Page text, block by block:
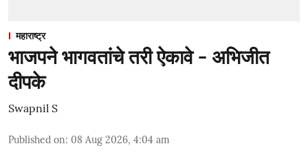
महाराष्ट्र
भाजपने भागवतांचे तरी ऐकावे - अभिजीत
दीपके
Swapnil S
Published on: 08 Aug 2026, 4:04 am